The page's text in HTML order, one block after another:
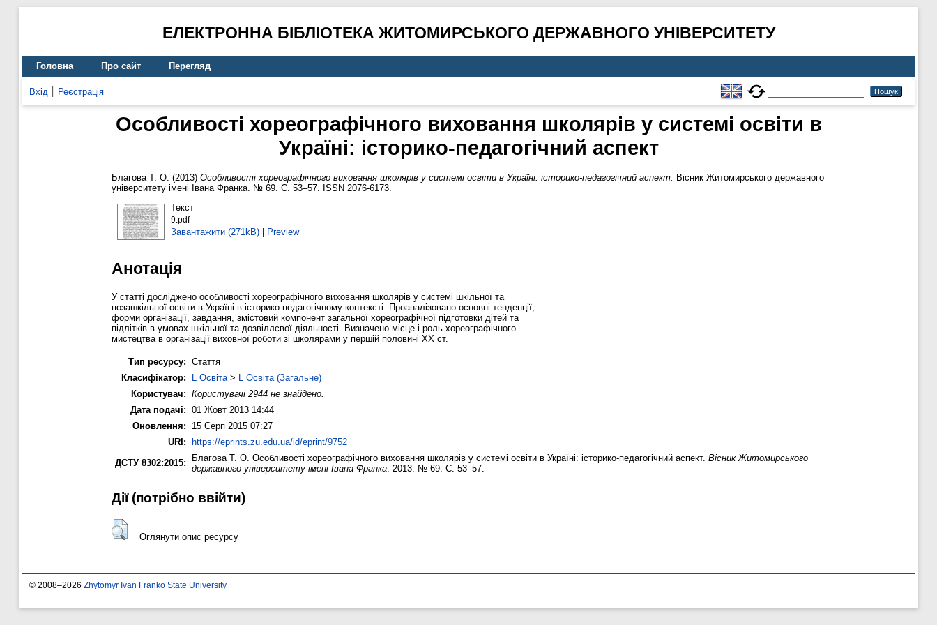
ЕЛЕКТРОННА БІБЛІОТЕКА ЖИТОМИРСЬКОГО ДЕРЖАВНОГО УНІВЕРСИТЕТУ
Головна Про сайт Перегляд
Вхід Реєстрація
Особливості хореографічного виховання школярів у системі освіти в
Україні: історико-педагогічний аспект
Благова Т. О. (2013) Особливості хореографічного виховання школярів у системі освіти в Україні: історико-педагогічний аспект. Вісник Житомирського державного
університету імені Івана Франка. № 69. С. 53–57. ISSN 2076-6173.
Текст
9.pdf
Завантажити (271kB)| Preview
Анотація
У статті досліджено особливості хореографічного виховання школярів у системі шкільної та
позашкільної освіти в Україні в історико-педагогічному контексті. Проаналізовано основні тенденції,
форми організації, завдання, змістовий компонент загальної хореографічної підготовки дітей та
підлітків в умовах шкільної та дозвіллєвої діяльності. Визначено місце і роль хореографічного
мистецтва в організації виховної роботи зі школярами у першій половині XX ст.
Тип ресурсу: Стаття
Класифікатор:
L Освіта > L Освіта (Загальне)
Користувач: Користувачі 2944 не знайдено.
Дата подачі: 01 Жовт 2013 14:44
Оновлення:
15 Серп 2015 07:27
URI: https://eprints.zu.edu.ua/id/eprint/9752
ДСТУ 8302:2015:
Благова Т. О. Особливості хореографічного виховання школярів у системі освіти в Україні: історико-педагогічний аспект. Вісник Житомирського
державного університету імені Івана Франка . 2013. № 69. С. 53–57.
Дії ​​(потрібно ввійти)
Оглянути опис ресурсу
© 2008–2026 Zhytomyr Ivan Franko State University